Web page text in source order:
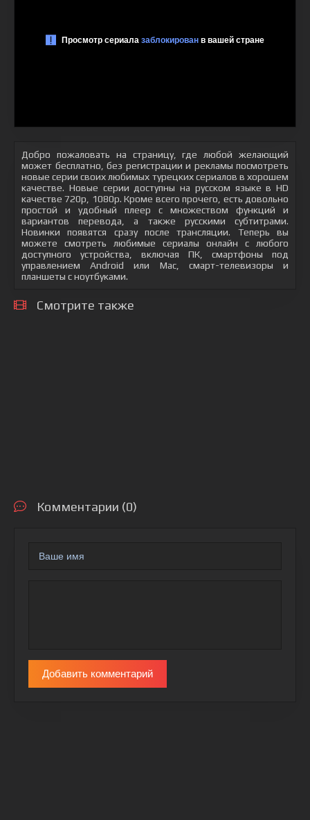
Добро пожаловать на страницу, где любой желающий
может бесплатно, без регистрации и рекламы посмотреть
новые серии своих любимых турецких сериалов в хорошем
качестве. Новые серии доступны на русском языке в HD
качестве 720p, 1080p. Кроме всего прочего, есть довольно
простой и удобный плеер с множеством функций и
вариантов перевода, а также русскими субтитрами.
Новинки появятся сразу после трансляции. Теперь вы
можете смотреть любимые сериалы онлайн с любого
доступного устройства, включая ПК, смартфоны под
управлением Android или Mac, смарт-телевизоры и
планшеты с ноутбуками.
Смотрите также
Комментарии (0)
Добавить комментарий